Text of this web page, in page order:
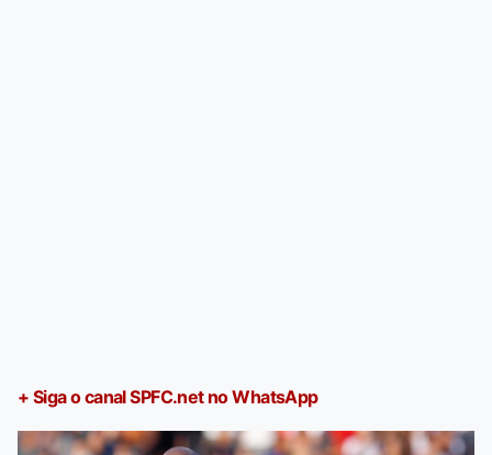
+ Siga o canal SPFC.net no WhatsApp